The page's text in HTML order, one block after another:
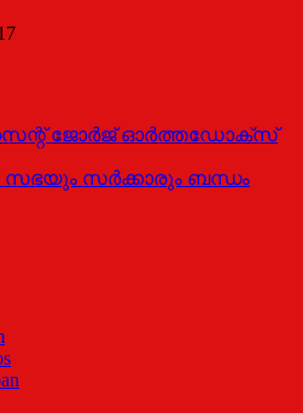
ജോർജ് ഓർത്തഡോക്സ്
സഭയും സര്‍ക്കാരും ബന്ധം